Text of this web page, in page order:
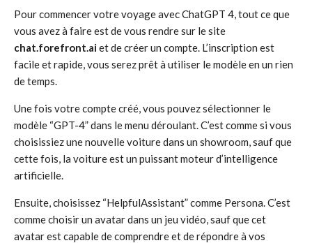
Pour commencer votre voyage avec ChatGPT 4, tout ce que
vous avez à faire est de vous rendre sur le site
chat.forefront.aiet de créer un compte. L’inscription est
facile et rapide, vous serez prêt à utiliser le modèle en un rien
de temps.
Une fois votre compte créé, vous pouvez sélectionner le
modèle “GPT-4” dans le menu déroulant. C’est comme si vous
choisissiez une nouvelle voiture dans un showroom, sauf que
cette fois, la voiture est un puissant moteur d’intelligence
artificielle.
Ensuite, choisissez “HelpfulAssistant” comme Persona. C’est
comme choisir un avatar dans un jeu vidéo, sauf que cet
avatar est capable de comprendre et de répondre à vos